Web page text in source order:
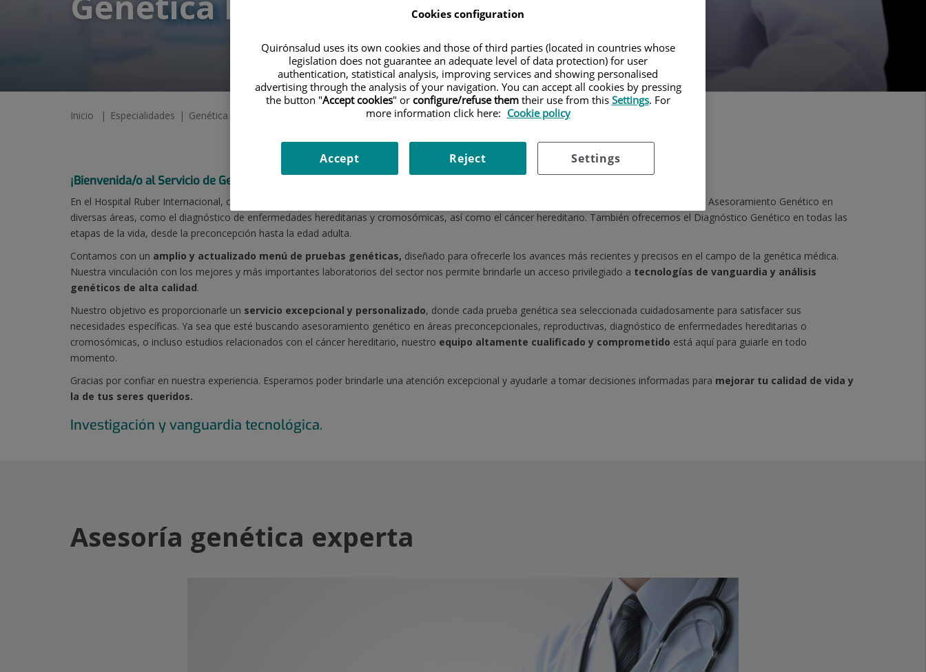
Inicio Especialidades Genética Médica
¡Bienvenida/o al Servicio de Genética Médica del Hospital Ruber Internacional!
En el Hospital Ruber Internacional, contamos con un servicio de
Nuestra amplia cartera asistencial incluye Asesoramiento Genético en
diversas áreas, como el diagnóstico de enfermedades hereditarias y cromosómicas, así como el cáncer hereditario. También ofrecemos el Diagnóstico Genético en todas las
etapas de la vida, desde la preconcepción hasta la edad adulta.
Contamos con un amplio y actualizado menú de pruebas genéticas, diseñado para ofrecerle los avances más recientes y precisos en el campo de la genética médica.
Nuestra vinculación con los mejores y más importantes laboratorios del sector nos permite brindarle un acceso privilegiado a tecnologías de vanguardia y análisis
genéticos de alta calidad.
Nuestro objetivo es proporcionarle un servicio excepcional y personalizado, donde cada prueba genética sea seleccionada cuidadosamente para satisfacer sus
necesidades específicas. Ya sea que esté buscando asesoramiento genético en áreas preconcepcionales, reproductivas, diagnóstico de enfermedades hereditarias o
cromosómicas, o incluso estudios relacionados con el cáncer hereditario, nuestro equipo altamente cualificado y comprometido está aquí para guiarle en todo
momento.
Gracias por confiar en nuestra experiencia. Esperamos poder brindarle una atención excepcional y ayudarle a tomar decisiones informadas para mejorar tu calidad de vida y
la de tus seres queridos.
Investigación y vanguardia tecnológica.
Asesoría genética experta
Cookies configuration
Quirónsalud uses its own cookies and those of third parties (located in countries whose
legislation does not guarantee an adequate level of data protection) for user
authentication, statistical analysis, improving services and showing personalised
advertising through the analysis of your navigation. You can accept all cookies by pressing
the button "Accept cookies" or configure/refuse themtheir use from this Settings. For
more information click here: Cookie policy
Settings
Reject
Accept